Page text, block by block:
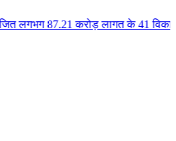
के 41 विकास कार्यों का किया